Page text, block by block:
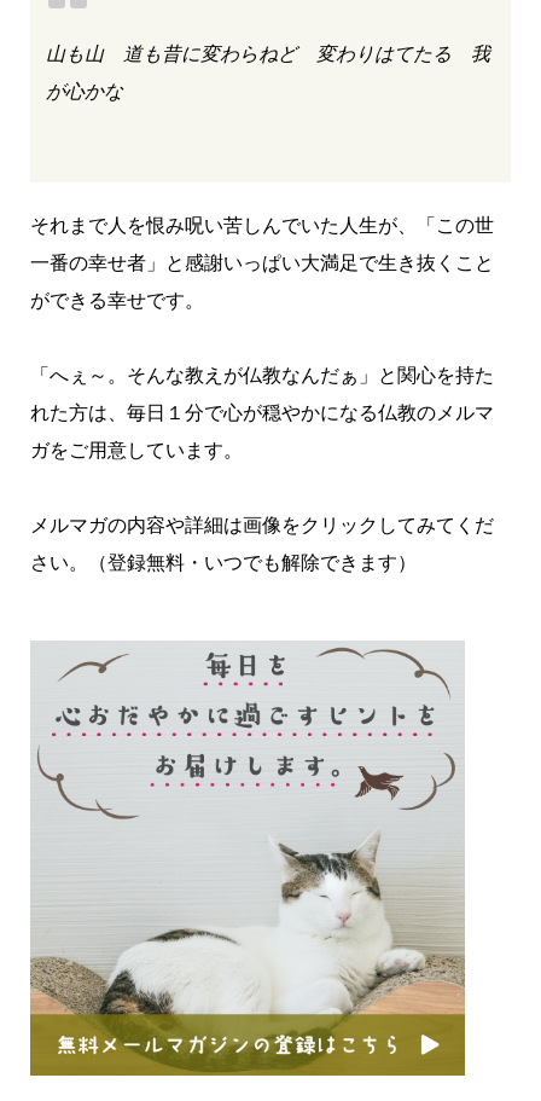
山も山 道も昔に変わらねど 変わりはてたる 我
が心かな
それまで人を恨み呪い苦しんでいた人生が、「この世
一番の幸せ者」と感謝いっぱい大満足で生き抜くこと
ができる幸せです。
「へぇ～。そんな教えが仏教なんだぁ」と関心を持た
れた方は、毎日１分で心が穏やかになる仏教のメルマ
ガをご用意しています。
メルマガの内容や詳細は画像をクリックしてみてくだ
さい。（登録無料・いつでも解除できます）